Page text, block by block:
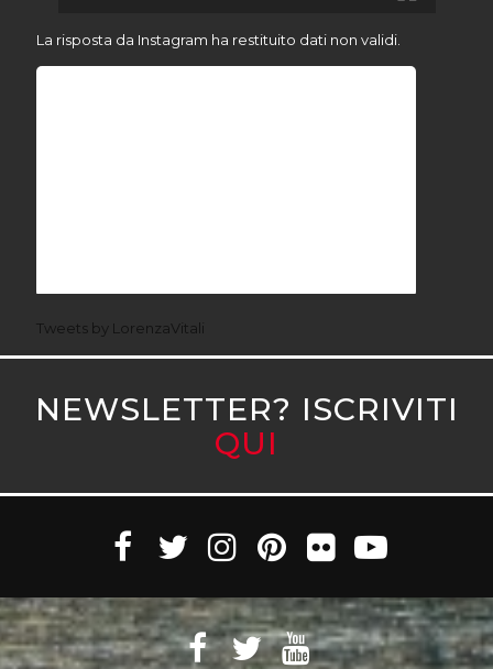
La risposta da Instagram ha restituito dati non validi.
Tweets by LorenzaVitali
NEWSLETTER? ISCRIVITI
QUI